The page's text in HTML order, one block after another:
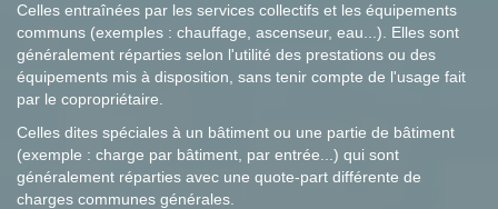
Celles entraînées par les services collectifs et les équipements
communs (exemples : chauffage, ascenseur, eau...). Elles sont
généralement réparties selon l'utilité des prestations ou des
équipements mis à disposition, sans tenir compte de l'usage fait
par le copropriétaire.
Celles dites spéciales à un bâtiment ou une partie de bâtiment
(exemple : charge par bâtiment, par entrée...) qui sont
généralement réparties avec une quote-part différente de
charges communes générales.